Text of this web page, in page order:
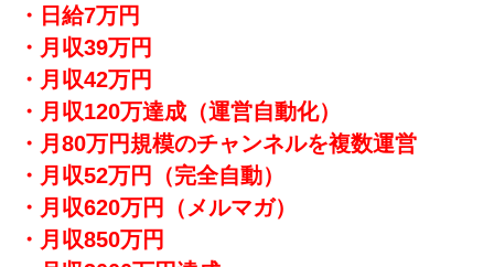
・日給7万円
・月収39万円
・月収42万円
・月収120万達成 （運営自動化）
・月80万円規模のチャンネルを複数運営
・月収52万円（完全自動）
・月収620万円（メルマガ）
・月収850万円